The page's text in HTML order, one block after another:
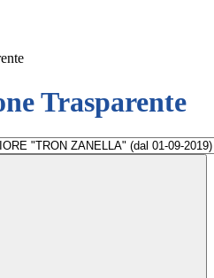
Trasparente